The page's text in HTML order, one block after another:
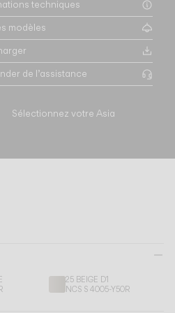
techniques
modèles
de l’assistance
Sélectionnez votre Asia
25 BEIGE D1
NCS S 4005-Y50R